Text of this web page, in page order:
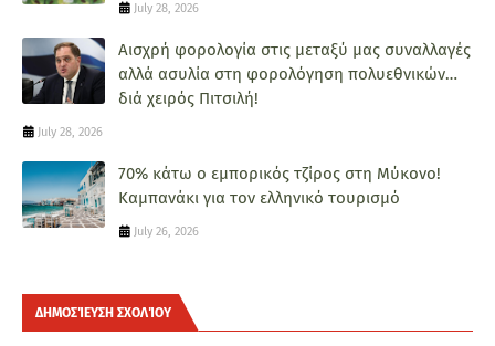
July 28, 2026
Αισχρή φορολογία στις μεταξύ μας συναλλαγές
αλλά ασυλία στη φορολόγηση πολυεθνικών…
διά χειρός Πιτσιλή!
July 28, 2026
70% κάτω ο εμπορικός τζίρος στη Μύκονο!
Καμπανάκι για τον ελληνικό τουρισμό
July 26, 2026
ΔΗΜΟΣΊΕΥΣΗ ΣΧΟΛΊΟΥ